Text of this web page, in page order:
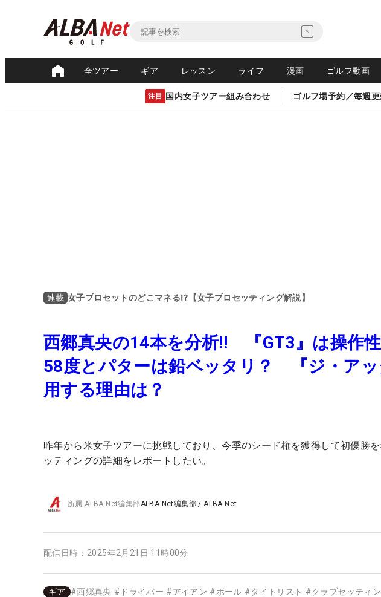
全ツアー ギア レッスン ライフ 漫画 ゴルフ動画
注目 国内女子ツアー組み合わせ ゴルフ場予約／毎週
連載 女子プロセットのどこマネる⁉【女子プロセッティング解説】
西郷真央の14本を分析‼ 『GT3』は操作
58度とパターは鉛ベッタリ？ 『ジ・ア
用する理由は？
昨年から米女子ツアーに挑戦しており、今季のシード権を獲得して初優勝
ッティングの詳細をレポートしたい。
所属 ALBA Net編集部ALBA Net編集部 / ALBA Net
配信日時： 2025年2月21日 11時00分
ギア #西郷真央 # ドライバー #アイアン #ボール #タイトリスト #クラブセッティ